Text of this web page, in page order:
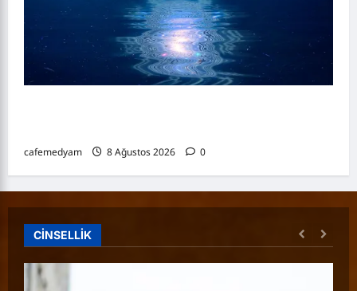
cafemedyam 8 Ağustos 2026 0
CİNSELLİK